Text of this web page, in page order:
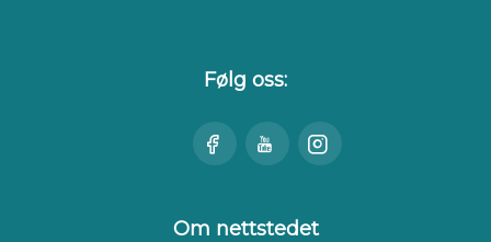
Følg oss:
Besøk Se
Youtube
Besøk
Instagram
Om nettstedet